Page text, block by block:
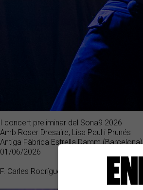
I concert preliminar del Sona9 2026
Amb Roser Dresaire, Lisa Paul i Prunés
Antiga Fàbrica Estrella Damm (Barcelona)
01/06/2026
F. Carles Rodríguez